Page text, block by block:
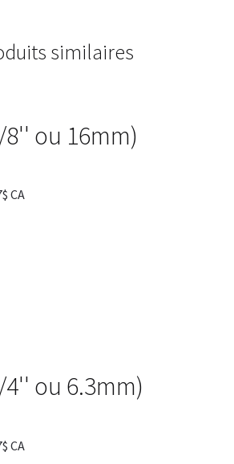
similaires
ou 16mm)
CA
ou 6.3mm)
CA